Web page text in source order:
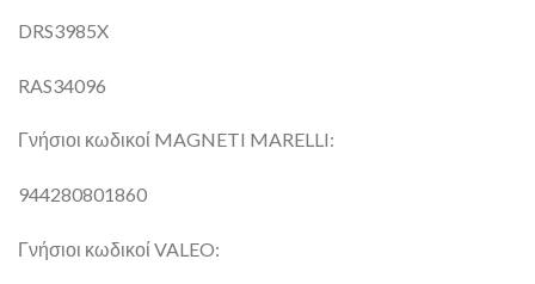
DRS3985X
RAS34096
Γνήσιοι κωδικοί MAGNETI MARELLI:
944280801860
Γνήσιοι κωδικοί VALEO: